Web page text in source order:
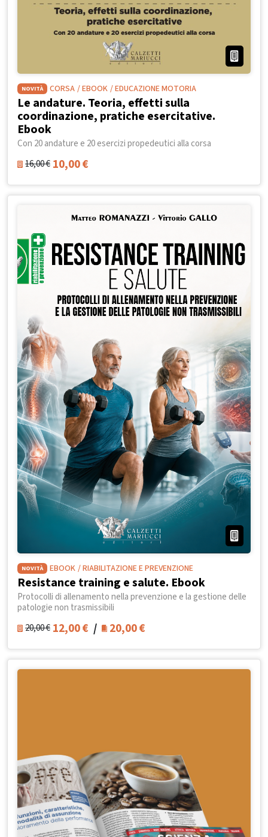
NOVITÀ CORSA / EBOOK / EDUCAZIONE MOTORIA
Le andature. Teoria, effetti sulla
coordinazione, pratiche esercitative.
Ebook
Con 20 andature e 20 esercizi propedeutici alla corsa
16,00€ 10,00€
NOVITÀ EBOOK / RIABILITAZIONE E PREVENZIONE
Resistance training e salute. Ebook
Protocolli di allenamento nella prevenzione e la gestione delle
patologie non trasmissibili
20,00€ 12,00€ / 20,00€